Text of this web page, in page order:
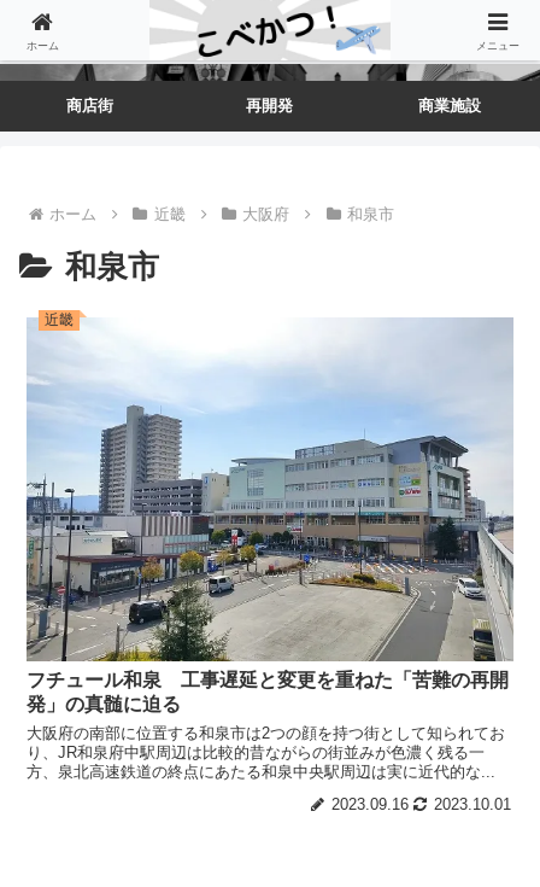
商店街 再開発 商業施設
ホーム 近畿 大阪府 和泉市
和泉市
近畿
フチュール和泉 工事遅延と変更を重ねた「苦難の再開
発」の真髄に迫る
大阪府の南部に位置する和泉市は2つの顔を持つ街として知られてお
り、JR和泉府中駅周辺は比較的昔ながらの街並みが色濃く残る一
方、泉北高速鉄道の終点にあたる和泉中央駅周辺は実に近代的な...
2023.09.16
2023.10.01
ホーム メニュー